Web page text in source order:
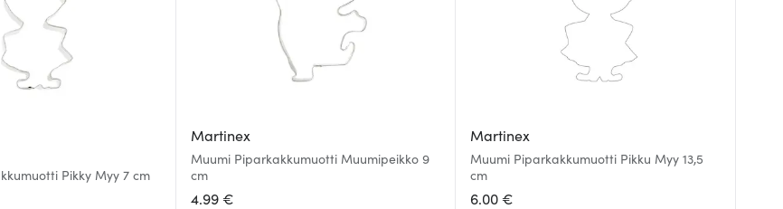
Pikky Myy 7 cm
Martinex
Muumi Piparkakkumuotti Muumipeikko 9
cm
4.99 €
Martinex
Muumi Piparkakkumuotti Pikku Myy 13,5
cm
6.00 €